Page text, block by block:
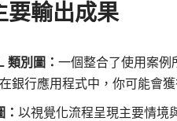
要輸出成果
類別圖： 一個整合了使用案例
銀行應用程式中，你可能會
以視覺化流程呈現主要情境